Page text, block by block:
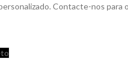
Contacte-nos para